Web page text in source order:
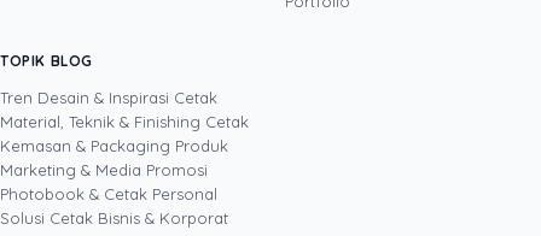
brosur, kemasan, atau banner sebagai investasi
yang jelas hitungan untungnya.
Popular
TOPIK BLOG
Tren Desain & Inspirasi Cetak
Material, Teknik & Finishing Cetak
Kemasan & Packaging Produk
Marketing & Media Promosi
Photobook & Cetak Personal
Solusi Cetak Bisnis & Korporat